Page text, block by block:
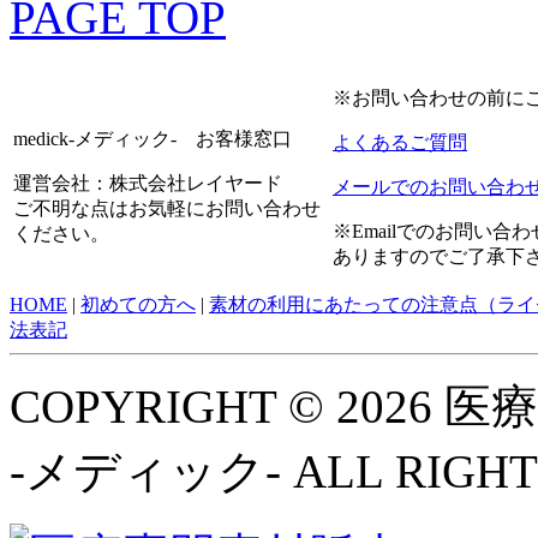
PAGE TOP
medick-メディック- お客様窓口
運営会社：株式会社レイヤード
ご不明な点はお気軽にお問い合わせ
ください。
※お問い合わせの前に
よくあるご質問
メールでのお問い合わ
※Emailでのお問い合わ
ありますのでご了承下
HOME | 初めての方へ | 素材の利用にあたっての注意点（ラ
法表記
COPYRIGHT © 2026 医
-メディック- ALL RIGHT